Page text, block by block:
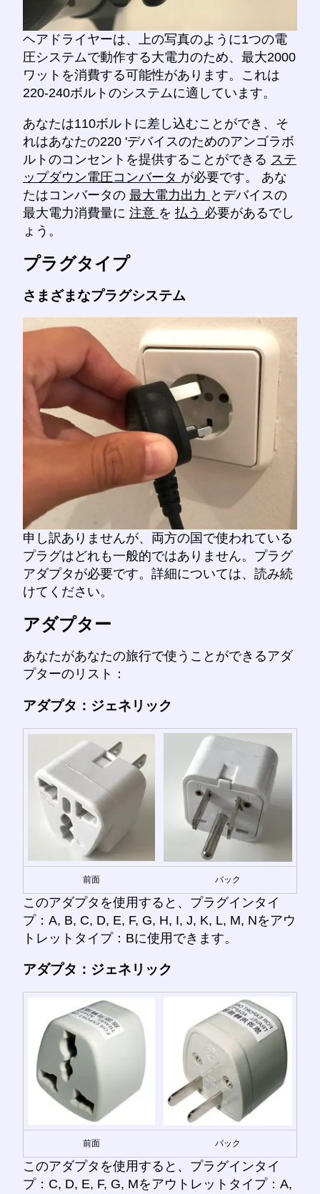
ヘアドライヤーは、上の写真のように1つの電
圧システムで動作する大電力のため、最大2000
ワットを消費する可能性があります。これは
220-240ボルトのシステムに適しています。
あなたは110ボルトに差し込むことができ、そ
れはあなたの220 'デバイスのためのアンゴラボ
ルトのコンセントを提供することができる ステ
ップダウン電圧コンバータ が必要です。 あな
たはコンバータの 最大電力出力 とデバイスの
最大電力消費量に 注意 を 払う 必要があるでし
ょう。
プラグタイプ
さまざまなプラグシステム
申し訳ありませんが、両方の国で使われている
プラグはどれも一般的ではありません。プラグ
アダプタが必要です。詳細については、読み続
けてください。
アダプター
あなたがあなたの旅行で使うことができるアダ
プターのリスト：
アダプタ：ジェネリック
前面 バック
このアダプタを使用すると、プラグインタイ
プ：A, B, C, D, E, F, G, H, I, J, K, L, M, Nをアウ
トレットタイプ：Bに使用できます。
アダプタ：ジェネリック
前面 バック
このアダプタを使用すると、プラグインタイ
プ：C, D, E, F, G, Mをアウトレットタイプ：A,